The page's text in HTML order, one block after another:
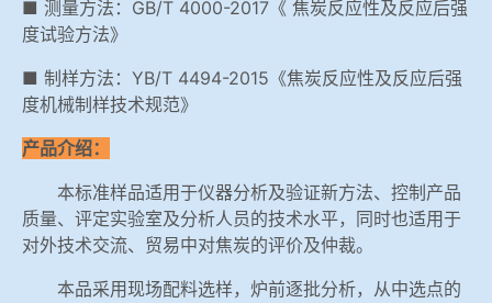
■ 测量方法：GB/T 4000-2017《 焦炭反应性及反应后强
度试验方法》
■ 制样方法：YB/T 4494-2015《焦炭反应性及反应后强
度机械制样技术规范》
产品介绍：
本标准样品适用于仪器分析及验证新方法、控制产品
质量、评定实验室及分析人员的技术水平，同时也适用于
对外技术交流、贸易中对焦炭的评价及仲裁。
本品采用现场配料选样，炉前逐批分析，从中选点的